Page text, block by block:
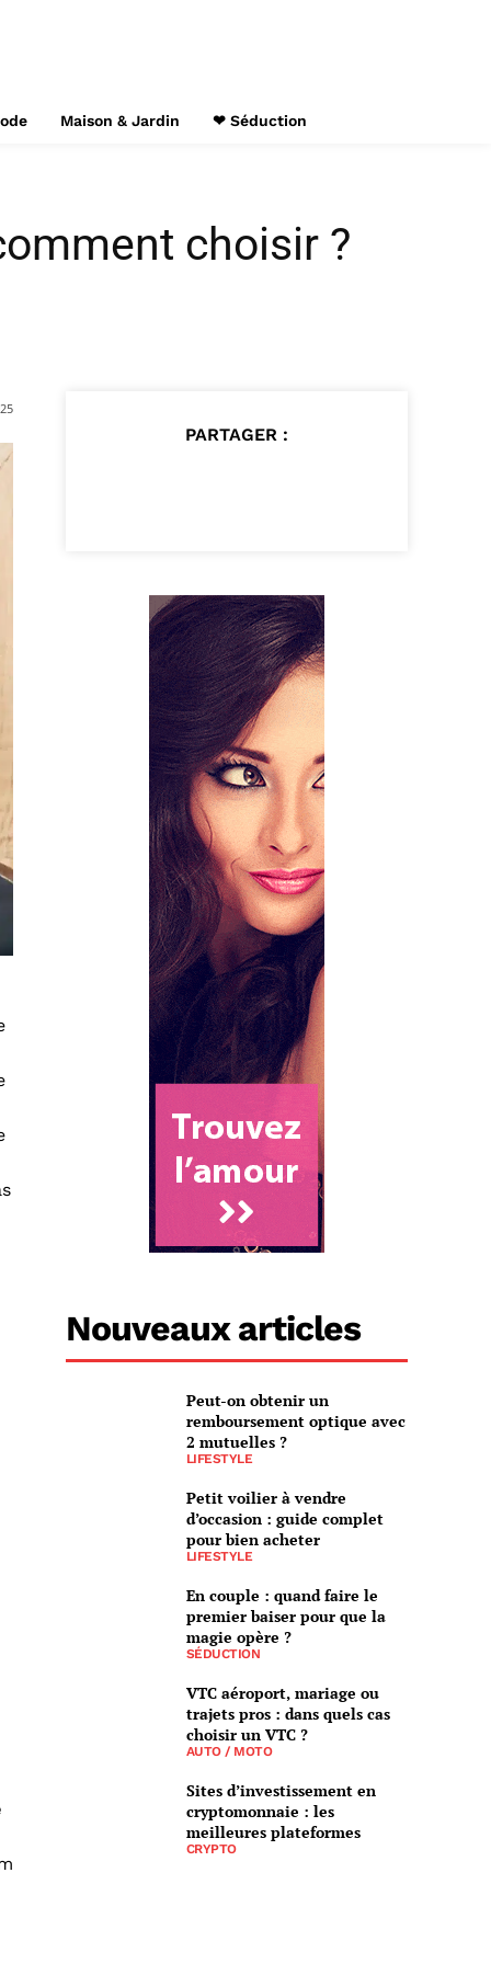
Maison & Jardin ❤ Séduction
choisir ?
PARTAGER :
Nouveaux articles
Peut-on obtenir un
remboursement optique avec
2 mutuelles ?
LIFESTYLE
Petit voilier à vendre
d’occasion : guide complet
pour bien acheter
LIFESTYLE
En couple : quand faire le
premier baiser pour que la
magie opère ?
SÉDUCTION
VTC aéroport, mariage ou
trajets pros : dans quels cas
choisir un VTC ?
AUTO / MOTO
Sites d’investissement en
cryptomonnaie : les
meilleures plateformes
CRYPTO